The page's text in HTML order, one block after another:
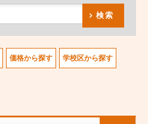
検索
価格から探す 学校区から探す